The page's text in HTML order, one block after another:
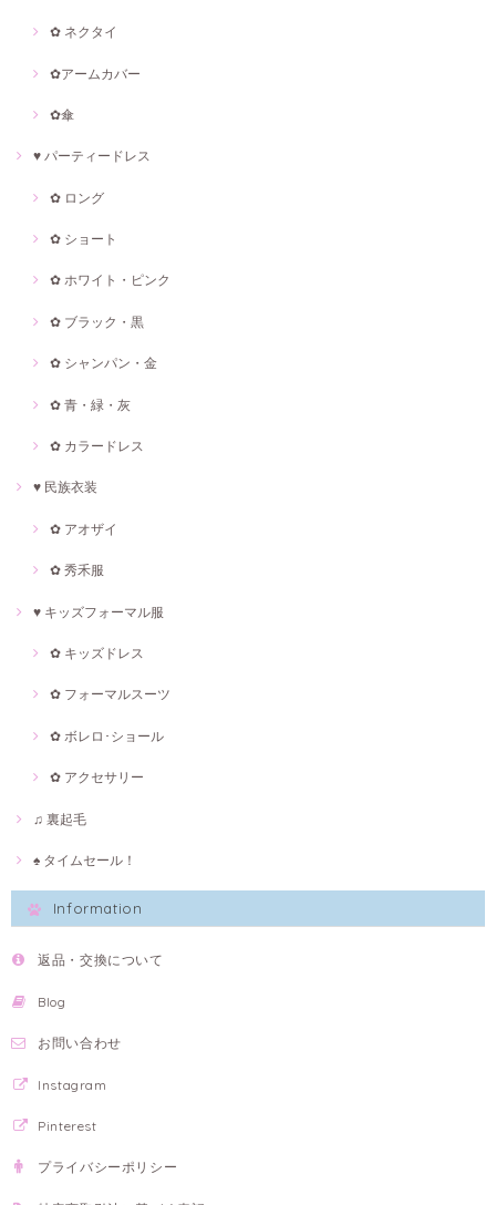
✿ ネクタイ
✿アームカバー
✿傘
♥ パーティードレス
✿ ロング
✿ ショート
✿ ホワイト・ピンク
✿ ブラック・黒
✿ シャンパン・金
✿ 青・緑・灰
✿ カラードレス
♥ 民族衣装
✿ アオザイ
✿ 秀禾服
♥ キッズフォーマル服
✿ キッズドレス
✿ フォーマルスーツ
✿ ボレロ･ショール
✿ アクセサリー
♫ 裏起毛
♠ タイムセール！
Information
返品・交換について
Blog
お問い合わせ
Instagram
Pinterest
プライバシーポリシー